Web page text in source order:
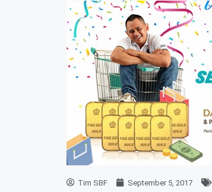
Tim SBF September 5, 2017